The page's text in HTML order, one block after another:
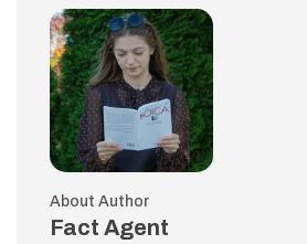
About Author
Fact Agent